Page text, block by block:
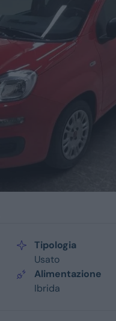
Tipologia
Usato
Alimentazione
Ibrida